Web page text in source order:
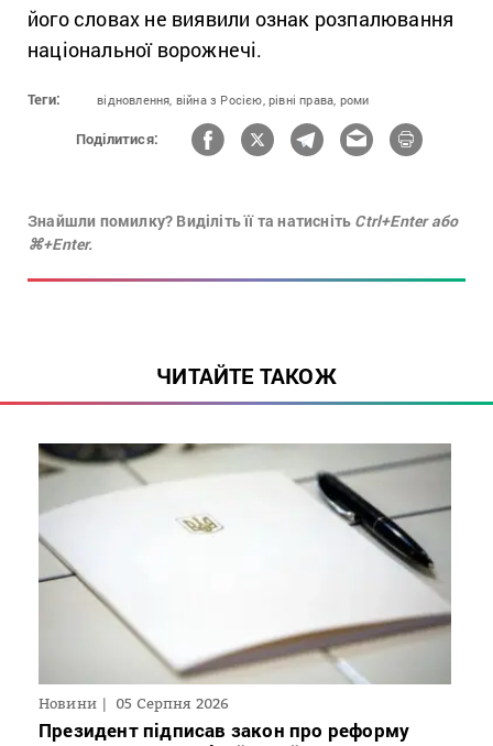
його словах не виявили ознак розпалювання
національної ворожнечі.
Теги: відновлення, війна з Росією, рівні права, роми
Поділитися:
Знайшли помилку? Виділіть її та натисніть Ctrl+Enter або
⌘+Enter.
ЧИТАЙТЕ ТАКОЖ
Новини 05 Серпня 2026
Президент підписав закон про реформу